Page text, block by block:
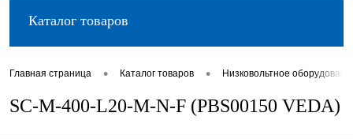
Каталог товаров
Главная страница • Каталог товаров • Низковольтное
SC-M-400-L20-M-N-F (PBS00150 VEDA)